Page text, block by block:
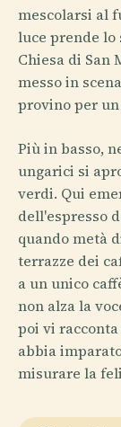
mescolarsi al
luce prende lo
Chiesa di San
messo in
provino per
Più in basso,
ungarici si
verdi. Qui
dell'espresso
quando metà
terrazze dei
a un unico
non alza la
poi vi
abbia
misurare la